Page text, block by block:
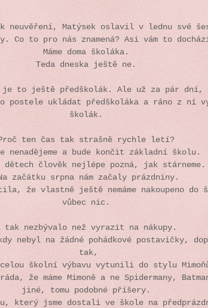
neuvěření, Matýsek oslavil v lednu své
Co to pro nás znamená? Asi vám to
Máme doma školáka.
Teda dneska ještě ne.
je to ještě předškolák. Ale už za pár dní,
postele ukládat předškoláka a ráno z ní
školák.
ten čas tak strašně rychle letí?
nenadějeme a bude končit základní školu.
dětech člověk nejlépe pozná, jak stárneme.
začátku srpna nám začaly prázdniny.
že vlastně ještě nemáme nakoupeno do
vůbec nic.
tak nezbývalo než vyrazit na nákupy.
nebyl na žádné pohádkové postavičky,
tak,
školní výbavu vytunili do stylu
že máme Mimoně a ne Spidermany,
jiné, tomu podobné příšery.
který jsme dostali ve škole na